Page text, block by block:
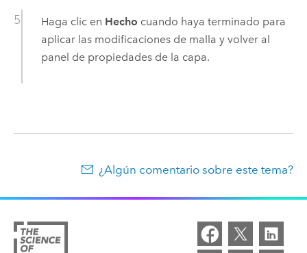
Haga clic en Hecho cuando haya terminado para
aplicar las modificaciones de malla y volver al
panel de propiedades de la capa.
¿Algún comentario sobre este tema?